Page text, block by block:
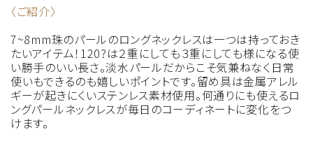
〈ご紹介〉
7~8mm珠のパールのロングネックレスは一つは持っておき
たいアイテム！120?は２重にしても３重にしても様になる使
い勝手のいい長さ。淡水パールだからこそ気兼ねなく日常
使いもできるのも嬉しいポイントです。留め具は金属アレル
ギーが起きにくいステンレス素材使用。何通りにも使えるロ
ングパールネックレスが毎日のコーディネートに変化をつ
けます。